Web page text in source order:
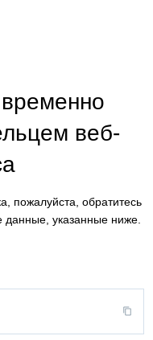
веб-
пожалуйста, обратитесь
данные, указанные ниже.